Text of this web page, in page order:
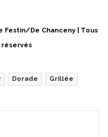
Festin/De Chanceny | Tous
Dorade Grillée